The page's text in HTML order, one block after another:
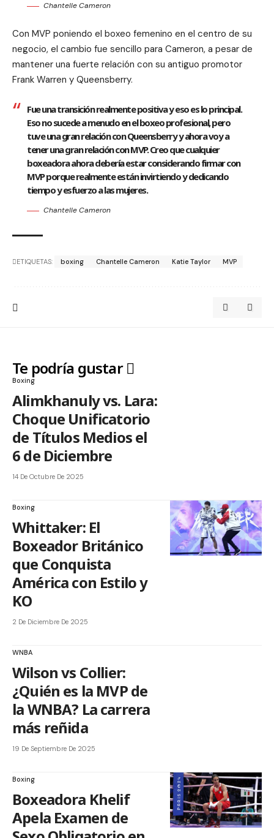
Chantelle Cameron
Con MVP poniendo el boxeo femenino en el centro de su
negocio, el cambio fue sencillo para Cameron, a pesar de
mantener una fuerte relación con su antiguo promotor
Frank Warren y Queensberry.
Fue una transición realmente positiva y eso es lo principal.
Eso no sucede a menudo en el boxeo profesional, pero
tuve una gran relación con Queensberry y ahora voy a
tener una gran relación con MVP. Creo que cualquier
boxeadora ahora debería estar considerando firmar con
MVP porque realmente están invirtiendo y dedicando
tiempo y esfuerzo a las mujeres.
Chantelle Cameron
ETIQUETAS: boxing Chantelle Cameron Katie Taylor MVP
Te podría gustar
Boxing
Alimkhanuly vs. Lara:
Choque Unificatorio
de Títulos Medios el
6 de Diciembre
14 De Octubre De 2025
Boxing
Whittaker: El
Boxeador Británico
que Conquista
América con Estilo y
KO
2 De Diciembre De 2025
WNBA
Wilson vs Collier:
¿Quién es la MVP de
la WNBA? La carrera
más reñida
19 De Septiembre De 2025
Boxing
Boxeadora Khelif
Apela Examen de